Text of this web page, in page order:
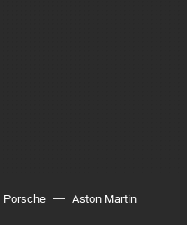
Porsche Aston Martin